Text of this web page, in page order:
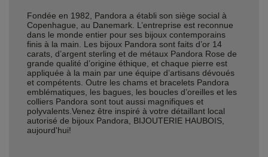
Fondée en 1982, Pandora a établi son siège social à
Copenhague, au Danemark. L’entreprise est reconnue
dans le monde entier pour ses bijoux contemporains
finis à la main. Les bijoux Pandora sont faits d’or 14
carats, d’argent sterling et de métaux Pandora Rose de
grande qualité d’origine éthique, et chaque pierre est
appliquée à la main par une équipe d’artisans dévoués
et compétents. Outre les chams et bracelets Pandora
emblématiques, les bagues, les boucles d’oreilles et les
colliers Pandora sont tout aussi magnifiques et
polyvalents.Venez être inspiré à votre détaillant local
autorisé de bijoux Pandora, BIJOUTERIE HAUBOIS,
aujourd'hui!